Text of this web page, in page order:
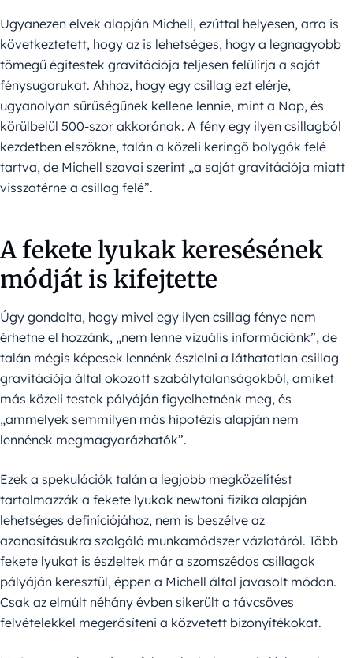
Ugyanezen elvek alapján Michell, ezúttal helyesen, arra is
következtetett, hogy az is lehetséges, hogy a legnagyobb
tömegű égitestek gravitációja teljesen felülírja a saját
fénysugarukat. Ahhoz, hogy egy csillag ezt elérje,
ugyanolyan sűrűségűnek kellene lennie, mint a Nap, és
körülbelül 500-szor akkorának. A fény egy ilyen csillagból
kezdetben elszökne, talán a közeli keringő bolygók felé
tartva, de Michell szavai szerint „a saját gravitációja miatt
visszatérne a csillag felé”.
A fekete lyukak keresésének
módját is kifejtette
Úgy gondolta, hogy mivel egy ilyen csillag fénye nem
érhetne el hozzánk, „nem lenne vizuális információnk”, de
talán mégis képesek lennénk észlelni a láthatatlan csillag
gravitációja által okozott szabálytalanságokból, amiket
más közeli testek pályáján figyelhetnénk meg, és
„ammelyek semmilyen más hipotézis alapján nem
lennének megmagyarázhatók”.
Ezek a spekulációk talán a legjobb megközelítést
tartalmazzák a fekete lyukak newtoni fizika alapján
lehetséges definíciójához, nem is beszélve az
azonosításukra szolgáló munkamódszer vázlatáról. Több
fekete lyukat is észleltek már a szomszédos csillagok
pályáján keresztül, éppen a Michell által javasolt módon.
Csak az elmúlt néhány évben sikerült a távcsöves
felvételekkel megerősíteni a közvetett bizonyítékokat.